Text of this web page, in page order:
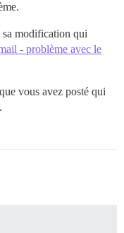
sa modification qui
- problème avec le
vous avez posté qui